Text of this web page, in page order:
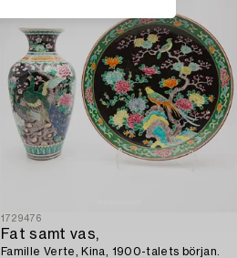
1729476
Fat samt vas,
Famille Verte, Kina, 1900-talets början.